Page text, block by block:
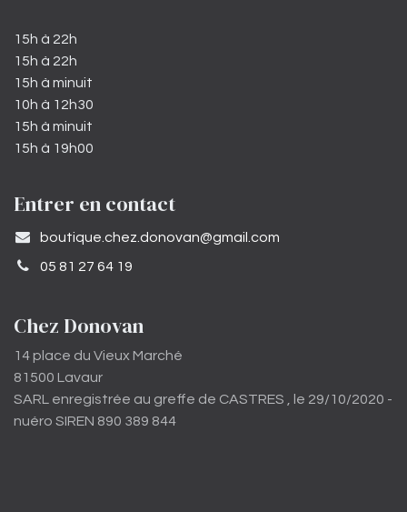
15h à 22h
15h à 22h
15h à minuit
10h à 12h30
15h à minuit
15h à 19h00
Entrer en contact
​boutique.chez.donovan@gmail.com​
05 81 27 64 19
Chez Donovan
14 place du Vieux Marché
81500 Lavaur
SARL enregistrée au greffe de CASTRES , le 29/10/2020 -
nuéro SIREN 890 389 844